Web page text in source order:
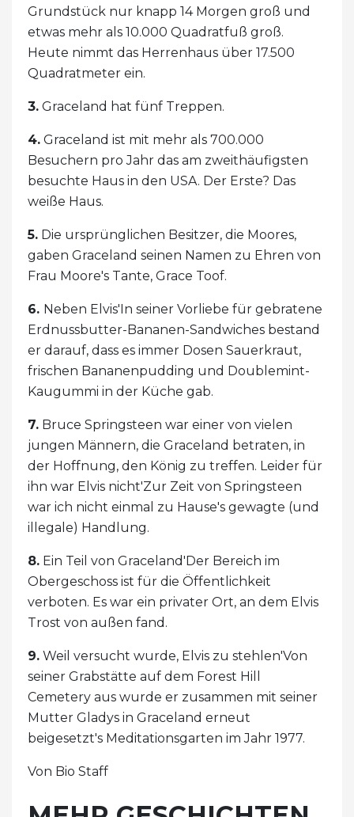
Grundstück nur knapp 14 Morgen groß und
etwas mehr als 10.000 Quadratfuß groß.
Heute nimmt das Herrenhaus über 17.500
Quadratmeter ein.
3. Graceland hat fünf Treppen.
4. Graceland ist mit mehr als 700.000
Besuchern pro Jahr das am zweithäufigsten
besuchte Haus in den USA. Der Erste? Das
weiße Haus.
5. Die ursprünglichen Besitzer, die Moores,
gaben Graceland seinen Namen zu Ehren von
Frau Moore's Tante, Grace Toof.
6. Neben Elvis'In seiner Vorliebe für gebratene
Erdnussbutter-Bananen-Sandwiches bestand
er darauf, dass es immer Dosen Sauerkraut,
frischen Bananenpudding und Doublemint-
Kaugummi in der Küche gab.
7. Bruce Springsteen war einer von vielen
jungen Männern, die Graceland betraten, in
der Hoffnung, den König zu treffen. Leider für
ihn war Elvis nicht'Zur Zeit von Springsteen
war ich nicht einmal zu Hause's gewagte (und
illegale) Handlung.
8. Ein Teil von Graceland'Der Bereich im
Obergeschoss ist für die Öffentlichkeit
verboten. Es war ein privater Ort, an dem Elvis
Trost von außen fand.
9. Weil versucht wurde, Elvis zu stehlen'Von
seiner Grabstätte auf dem Forest Hill
Cemetery aus wurde er zusammen mit seiner
Mutter Gladys in Graceland erneut
beigesetzt's Meditationsgarten im Jahr 1977.
Von Bio Staff